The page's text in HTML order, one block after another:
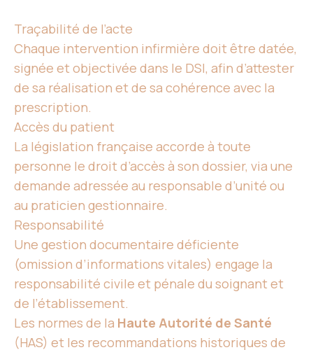
Traçabilité de l’acte
Chaque intervention infirmière doit être datée,
signée et objectivée dans le DSI, afin d’attester
de sa réalisation et de sa cohérence avec la
prescription.
Accès du patient
La législation française accorde à toute
personne le droit d’accès à son dossier, via une
demande adressée au responsable d’unité ou
au praticien gestionnaire.
Responsabilité
Une gestion documentaire déficiente
(omission d’informations vitales) engage la
responsabilité civile et pénale du soignant et
de l’établissement.
Les normes de la Haute Autorité de Santé
(HAS) et les recommandations historiques de